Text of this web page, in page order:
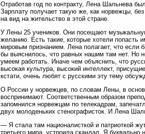
Отработав год по контракту, Лена Шальнева
Зарплату получает такую же, как норвежцы,
на вид на жительство в этой стране.
У Лены 25 учеников. Они посещают
желанию. Есть такие, которые хотели попасть
мировым признанием. Лена полагает, что если
бы выяснилось, что равных нашим там нет. Но
умеем работать. Иначе чем объяснить, что
высокая культура, высокий интеллект,
кстати, очень любят с русскими эту тему
О России у норвежцев, по словам Лены, в
воспринимают. Соответственным образом
запомнился норвежцам по телекадрам,
двух молоденьких стенографисток. И Лена
— Я стала там националисткой и патриоткой
третьего мира, устроила скандал. Я буквально